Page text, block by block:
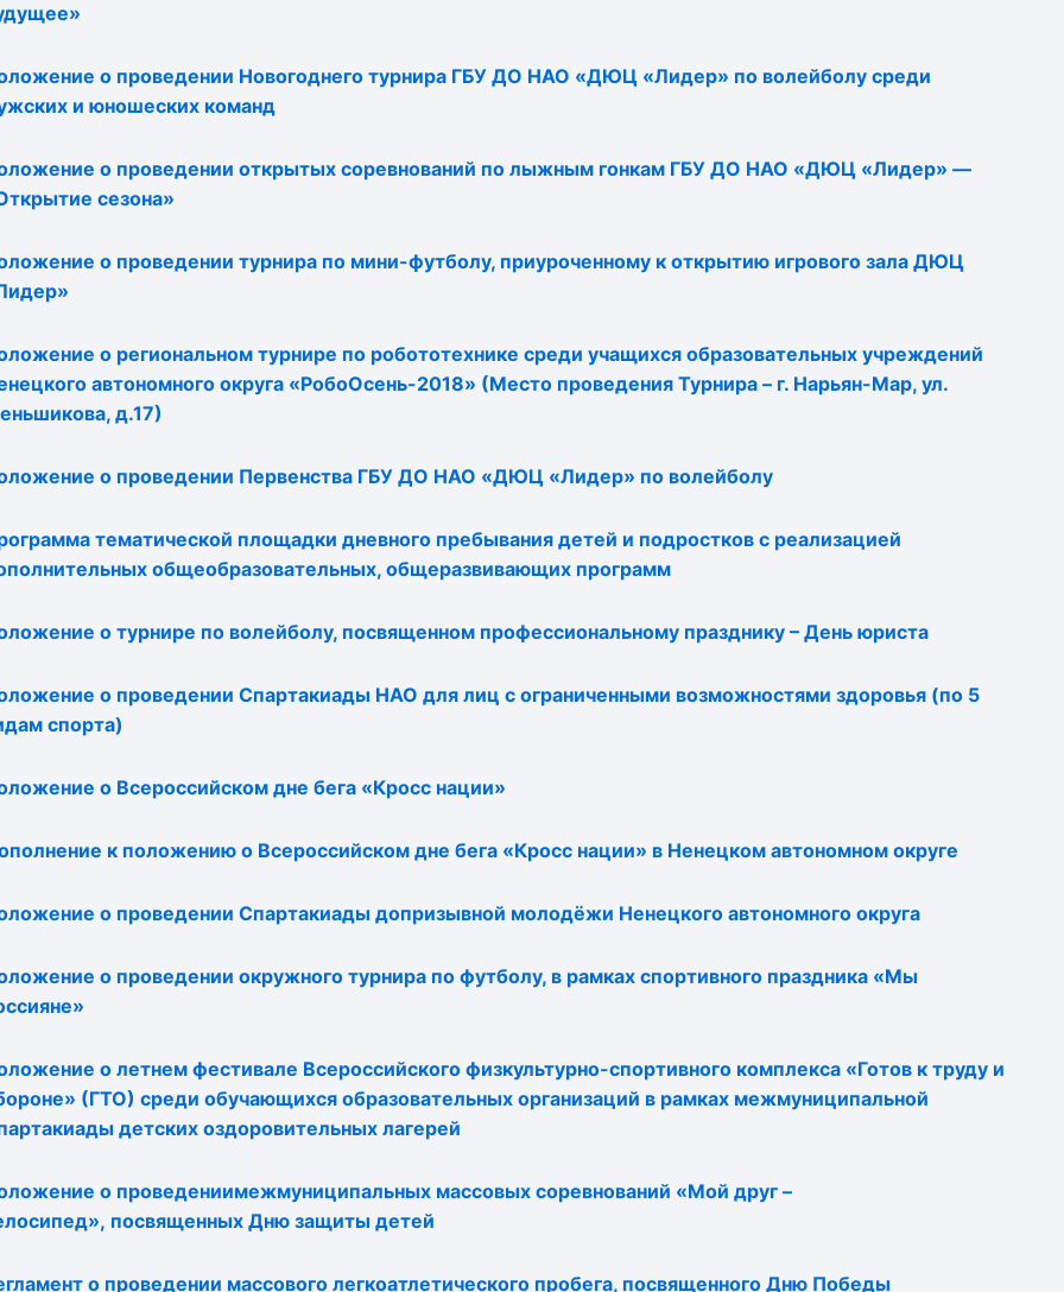
о проведении Новогоднего турнира ГБУ ДО НАО «ДЮЦ «Лидер» по волейболу среди
и юношеских команд
о проведении открытых соревнований по лыжным гонкам ГБУ ДО НАО «ДЮЦ «Лидер» —
сезона»
о проведении турнира по мини-футболу, приуроченному к открытию игрового зала ДЮЦ
о региональном турнире по робототехнике среди учащихся образовательных учреждений
автономного округа «РобоОсень-2018» (Место проведения Турнира – г. Нарьян-Мар, ул.
д.17)
о проведении Первенства ГБУ ДО НАО «ДЮЦ «Лидер» по волейболу
тематической площадки дневного пребывания детей и подростков с реализацией
общеобразовательных, общеразвивающих программ
о турнире по волейболу, посвященном профессиональному празднику – День юриста
о проведении Спартакиады НАО для лиц с ограниченными возможностями здоровья (по 5
спорта)
о Всероссийском дне бега «Кросс нации»
к положению о Всероссийском дне бега «Кросс нации» в Ненецком автономном округе
о проведении Спартакиады допризывной молодёжи Ненецкого автономного округа
о проведении окружного турнира по футболу, в рамках спортивного праздника «Мы
о летнем фестивале Всероссийского физкультурно-спортивного комплекса «Готов к труду и
(ГТО) среди обучающихся образовательных организаций в рамках межмуниципальной
детских оздоровительных лагерей
о проведениимежмуниципальных массовых соревнований «Мой друг –
посвященных Дню защиты детей
о проведении массового легкоатлетического пробега, посвященного Дню Победы